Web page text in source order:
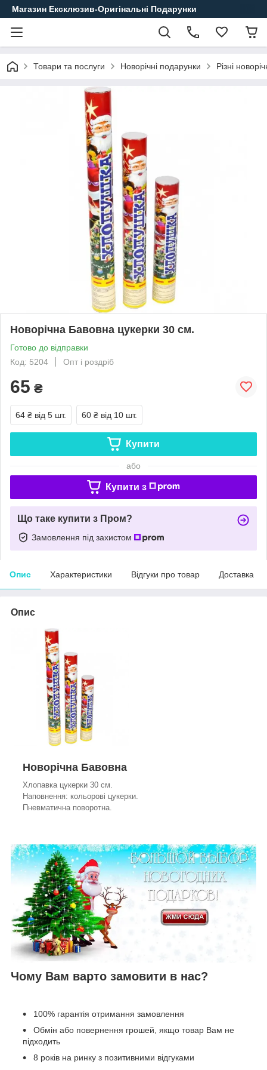
Магазин Ексклюзив-Оригінальні Подарунки
Товари та послуги Новорічні подарунки Різні
Новорічна Бавовна цукерки 30 см.
Готово до відправки
Код: 5204
Опт і роздріб
65 ₴
64 ₴ від 5 шт. 60 ₴ від 10 шт.
Купити
або
Купити з
Що таке купити з Пром?
Замовлення під захистом
Опис Характеристики Відгуки про товар Доставка
Опис
Новорічна Бавовна
Хлопавка цукерки 30 см.
Наповнення: кольорові цукерки.
Пневматична поворотна.
Чому Вам варто замовити в нас?
100% гарантія отримання замовлення
Обмін або повернення грошей, якщо товар Вам не
підходить
8 років на ринку з позитивними відгуками